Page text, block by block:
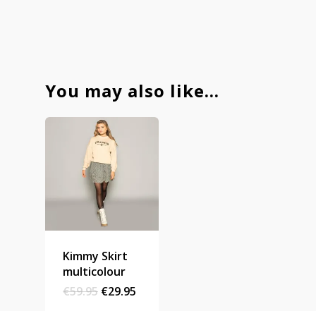
You may also like…
Kimmy Skirt
multicolour
€59.95 Original
€29.95